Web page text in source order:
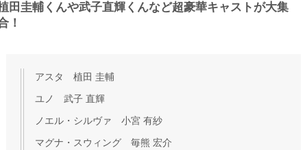
田圭輔くんや武子直輝くんなど超豪華キャストが大集
！
アスタ 植田 圭輔
ユノ 武子 直輝
ノエル・シルヴァ 小宮 有紗
マグナ・スウィング 毎熊 宏介